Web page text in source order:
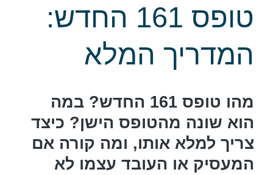
טופס 161 החדש:
המדריך המלא
מהו טופס 161 החדש? במה
הוא שונה מהטופס הישן? כיצד
צריך למלא אותו, ומה קורה אם
המעסיק או העובד עצמו לא